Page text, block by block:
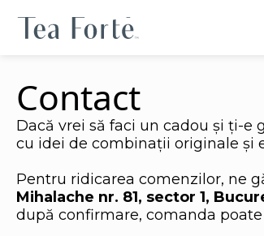
Contact
Dacă vrei să faci un cadou și ți-e
cu idei de combinații originale și
Pentru ridicarea comenzilor, ne
Mihalache nr. 81, sector 1,
după confirmare, comanda